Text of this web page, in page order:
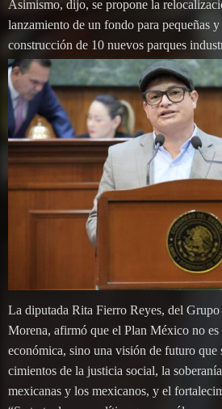
Asimismo, dijo, se propone la
lanzamiento de un fondo para pequeñas
construcción de 10 nuevos parques
La diputada Rita Fierro Reyes, del Grupo
Morena, afirmó que el Plan México no
económica, sino una visión de futuro que
cimientos de la justicia social, la
mexicanas y los mexicanos, y el